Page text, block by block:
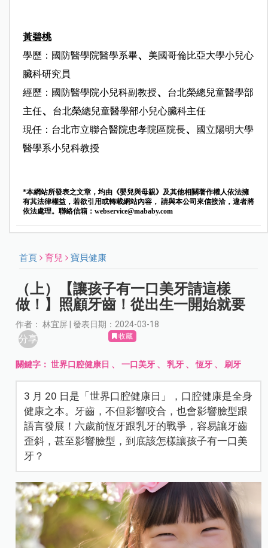
黃碧桃
學歷： 國防醫學院醫學系畢、
美國哥倫比亞大學小兒心
臟科研究員
經歷： 國防醫學院小兒科副教授、
台北榮總兒童醫學部
主任、
台北榮總兒童醫學部小兒心臟科主任
現任： 台北市立聯合醫院忠孝院區院長、
國立陽明大學
醫學系小兒科教授
*本網站所發表之文章，均由《嬰兒與母親》及其他相關著作權人依法擁
有其法律權益，若欲引用或轉載網站內容， 請與本公司來信接洽，違者將
依法處理。聯絡信箱： webservice@mababy.com
首頁 育兒 寶貝健康
（上）【讓孩子有一口美牙請這樣
做！】照顧牙齒！從出生一開始就要
作者： 林宜屏 | 發表日期：2024-03-18
分享 收藏
關鍵字：世界口腔健康日 、一口美牙 、乳牙 、恆牙 、 刷牙
3 月 20 日是「世界口腔健康日」，口腔健康是全身
健康之本。牙齒，不但影響咬合，也會影響臉型跟
語言發展！六歲前恆牙跟乳牙的戰爭，容易讓牙齒
歪斜，甚至影響臉型，到底該怎樣讓孩子有一口美
牙？